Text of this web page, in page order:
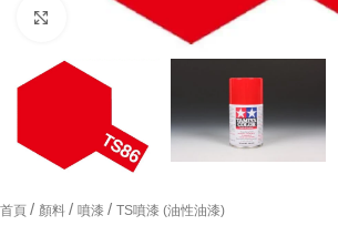
Click to enlarge
首頁 / 顏料 / 噴漆 / TS噴漆 (油性油漆)